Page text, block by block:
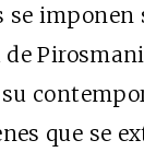
se imponen
de
que se